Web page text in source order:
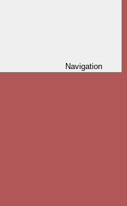
Navigation